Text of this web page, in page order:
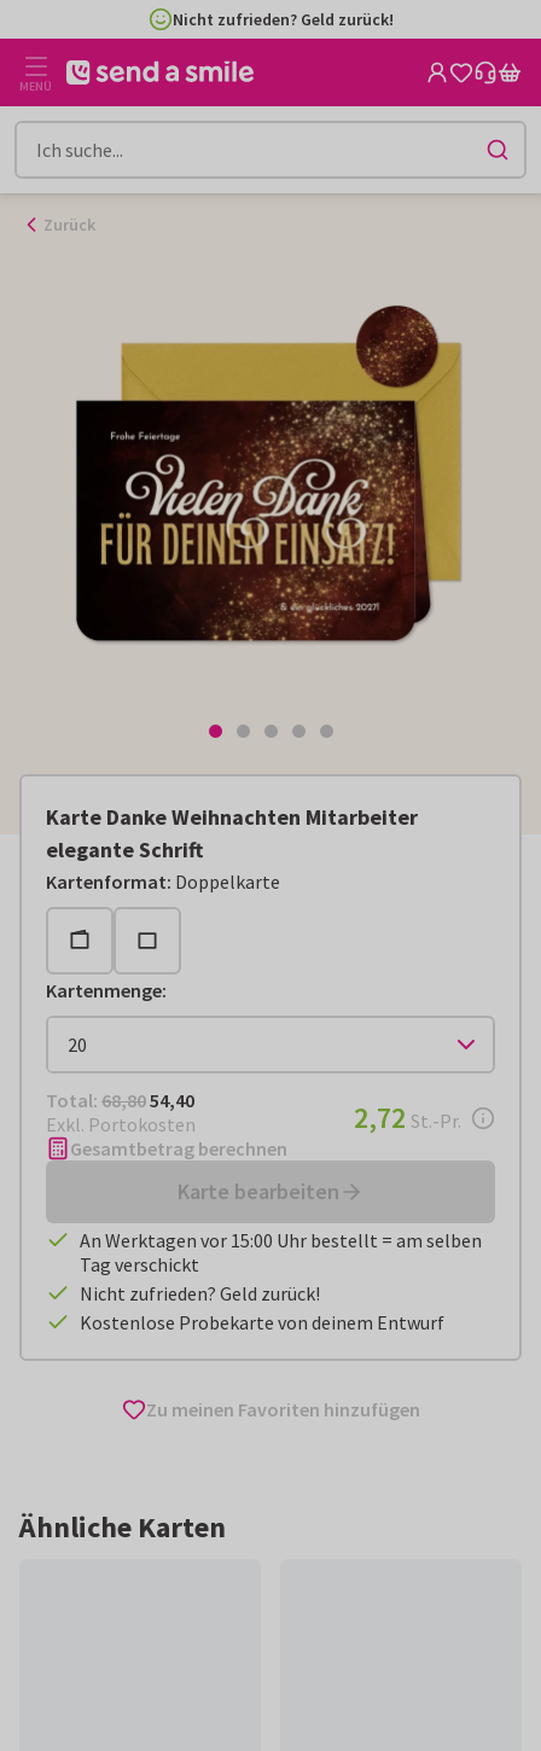
Inhalt
gehen
Nicht zufrieden? Geld zurück!
MENÜ
Zurück
Karte Danke Weihnachten Mitarbeiter
elegante Schrift
Kartenformat: Doppelkarte
Kartenmenge:
Total: € 54,40
Total: 68,8054,40
Exkl. Portokosten
€ 2,72pro Stück
2,72 St.-Pr.
Gesamtbetrag berechnen
Karte bearbeiten
An Werktagen vor 15:00 Uhr bestellt = am selben
Tag verschickt
Nicht zufrieden? Geld zurück!
Kostenlose Probekarte von deinem Entwurf
Zu meinen Favoriten hinzufügen
Ähnliche Karten